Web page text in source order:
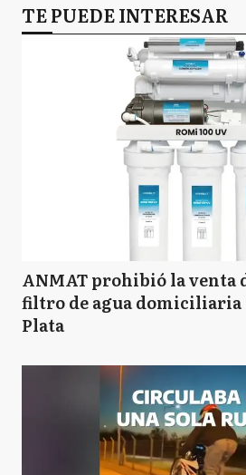
TE PUEDE INTERESAR
ANMAT prohibió la venta
filtro de agua domiciliaria
Plata